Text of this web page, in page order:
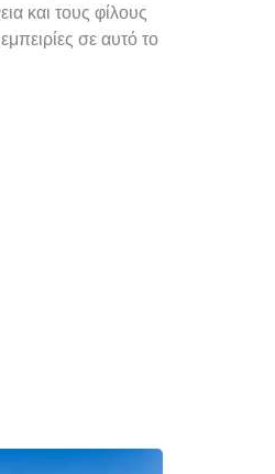
και τους φίλους
σε αυτό το